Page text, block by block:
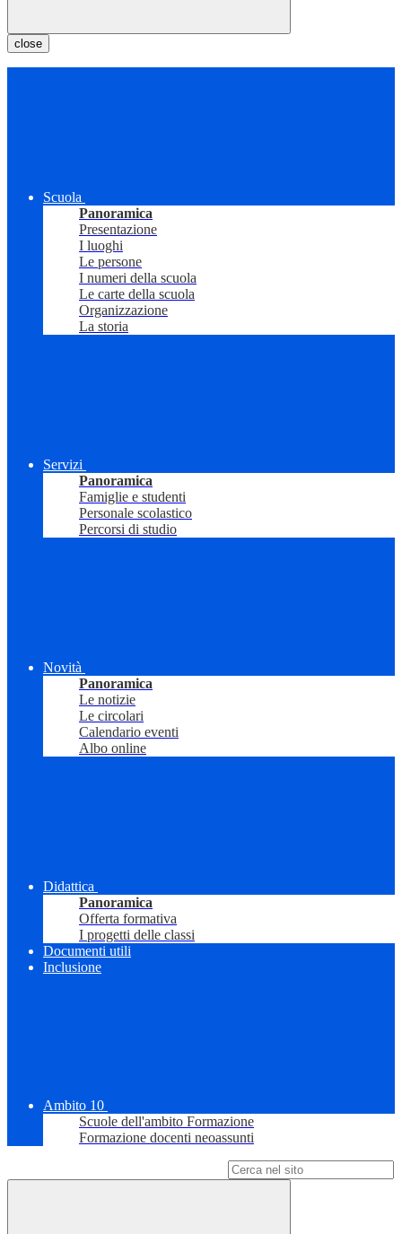
close
Scuola
Panoramica
Presentazione
I luoghi
Le persone
I numeri della scuola
Le carte della scuola
Organizzazione
La storia
Servizi
Panoramica
Famiglie e studenti
Personale scolastico
Percorsi di studio
Novità
Panoramica
Le notizie
Le circolari
Calendario eventi
Albo online
Didattica
Panoramica
Offerta formativa
I progetti delle classi
Documenti utili
Inclusione
Ambito 10
Scuole dell'ambito Formazione
Formazione docenti neoassunti